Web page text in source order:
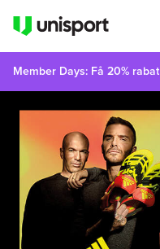
Member Days: Få 20% rabat